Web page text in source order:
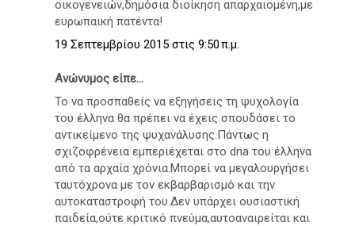
οικογενειών,δημόσια διοίκηση απαρχαιομένη,με
ευρωπαική πατέντα!
19 Σεπτεμβρίου 2015 στις 9:50 π.μ.
Ανώνυμος είπε...
Το να προσπαθείς να εξηγήσεις τη ψυχολογία
του έλληνα θα πρέπει να έχεις σπουδάσει το
αντικείμενο της ψυχανάλυσης.Πάντως η
σχιζοφρένεια εμπεριέχεται στο dna του έλληνα
από τα αρχαία χρόνια.Μπορεί να μεγαλουργήσει
ταυτόχρονα με τον εκβαρβαρισμό και την
αυτοκαταστροφή του.Δεν υπάρχει ουσιαστική
παιδεία,ούτε κριτικό πνεύμα,αυτοαναιρείται και